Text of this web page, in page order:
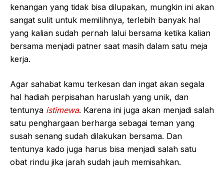
kenangan yang tidak bisa dilupakan, mungkin ini akan
sangat sulit untuk memilihnya, terlebih banyak hal
yang kalian sudah pernah lalui bersama ketika kalian
bersama menjadi patner saat masih dalam satu meja
kerja.
Agar sahabat kamu terkesan dan ingat akan segala
hal hadiah perpisahan haruslah yang unik, dan
tentunya istimewa. Karena ini juga akan menjadi salah
satu penghargaan berharga sebagai teman yang
susah senang sudah dilakukan bersama. Dan
tentunya kado juga harus bisa menjadi salah satu
obat rindu jika jarah sudah jauh memisahkan.